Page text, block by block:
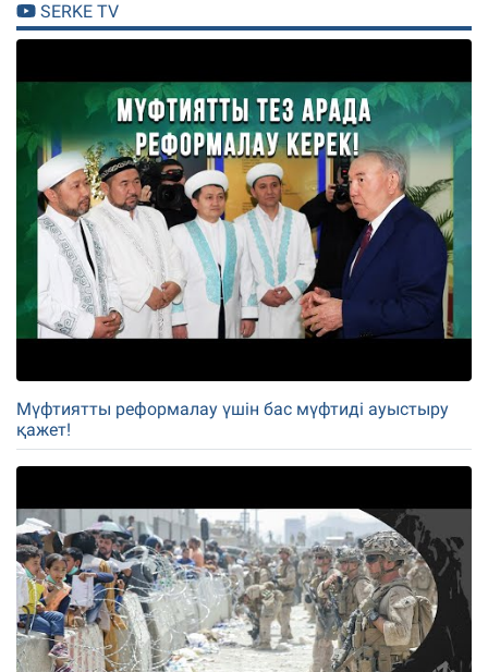
SERKE TV
Мүфтиятты реформалау үшін бас мүфтиді ауыстыру
қажет!